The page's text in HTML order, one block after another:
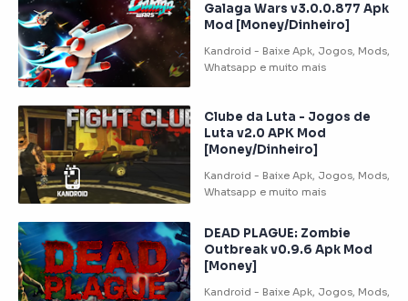
Galaga Wars v3.0.0.877 Apk
Mod [Money/Dinheiro]
Clube da Luta - Jogos de
Luta v2.0 APK Mod
[Money/Dinheiro]
DEAD PLAGUE: Zombie
Outbreak v0.9.6 Apk Mod
[Money]